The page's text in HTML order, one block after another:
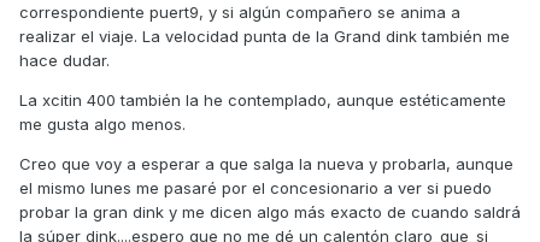
correspondiente puert9, y si algún compañero se anima a
realizar el viaje. La velocidad punta de la Grand dink también me
hace dudar.
La xcitin 400 también la he contemplado, aunque estéticamente
me gusta algo menos.
Creo que voy a esperar a que salga la nueva y probarla, aunque
el mismo lunes me pasaré por el concesionario a ver si puedo
probar la gran dink y me dicen algo más exacto de cuando saldrá
la súper dink....espero que no me dé un calentón claro_que_si